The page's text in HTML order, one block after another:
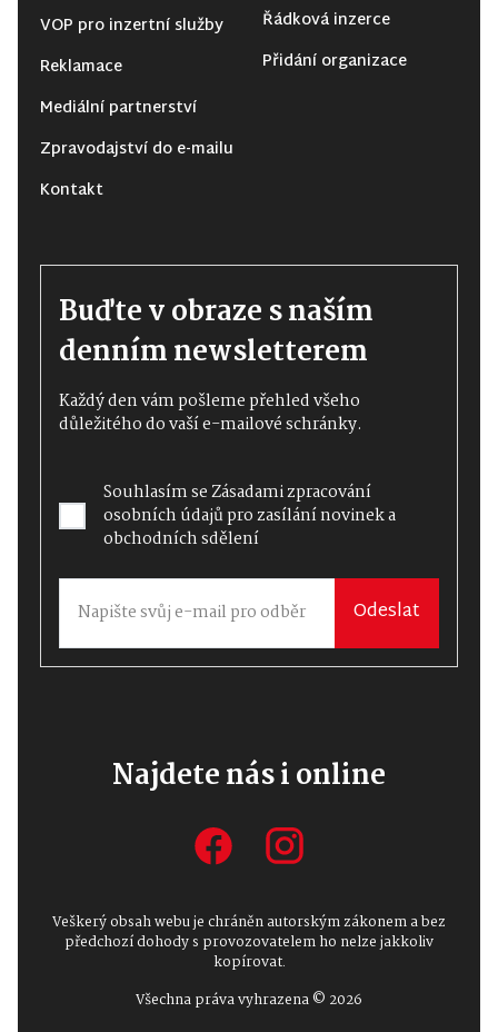
VOP pro inzertní služby
Reklamace
Mediální partnerství
Zpravodajství do e-mailu
Kontakt
Řádková inzerce
Přidání organizace
Buďte v obraze s naším
denním newsletterem
Každý den vám pošleme přehled všeho
důležitého do vaší e-mailové schránky.
Souhlasím seZásadami zpracování
osobních údajůpro zasílání novinek a
obchodních sdělení
Odeslat
Najdete nás i online
Veškerý obsah webu je chráněn autorským zákonem a bez
předchozí dohody s provozovatelem ho nelze jakkoliv
kopírovat.
Všechna práva vyhrazena © 2026